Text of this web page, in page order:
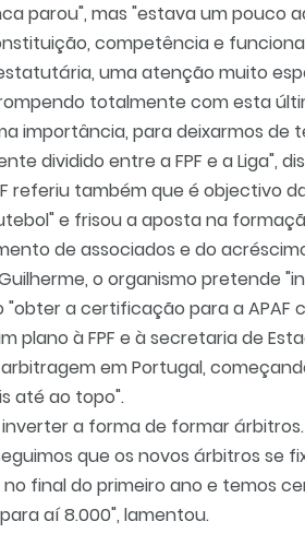
parou", mas "estava um pouco
competência e
uma atenção muito
totalmente com esta
importância, para deixarmos de
dividido entre a FPF e a Liga",
referiu também que é objectivo
e frisou a aposta na
de associados e do
o organismo pretende
a certificação para a APAF
plano à FPF e à secretaria de
em Portugal,
até ao topo".
a forma de formar
que os novos árbitros se
final do primeiro ano e temos
aí 8.000", lamentou.